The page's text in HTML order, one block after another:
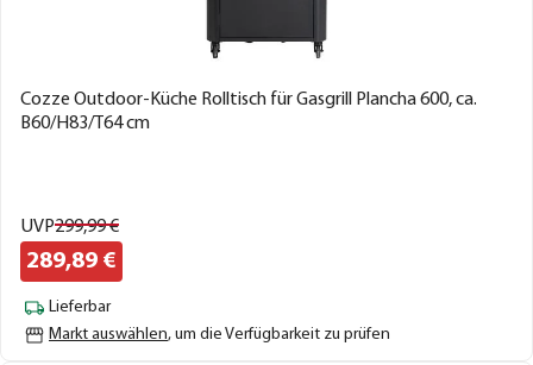
Cozze Outdoor-Küche Rolltisch für Gasgrill Plancha 600, ca.
B60/H83/T64 cm
UVP299,99€
289,89 €
Lieferbar
Markt auswählen, um die Verfügbarkeit zu prüfen